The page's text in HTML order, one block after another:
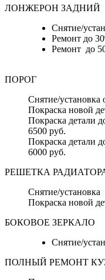
ЛОНЖЕРОН ЗАДНИЙ
Снятие/
Ремонт до
Ремонт до
ПОРОГ
Снятие/установка
Покраска новой
Покраска детали
6500 руб.
Покраска детали
6000 руб.
РЕШЕТКА
Снятие/установка
Покраска новой
БОКОВОЕ ЗЕРКАЛО
Снятие/
ПОЛНЫЙ РЕМОНТ